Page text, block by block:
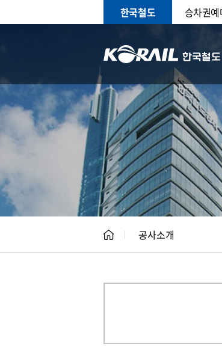
한국철도 승차권예
CEO
공사소개